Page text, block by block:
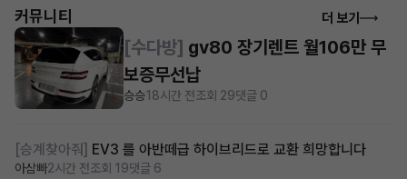
커뮤니티 더 보기
[승계찾아줘] EV3 를 아반떼급 하이브리드로 교환 희망합니다
아삼빠2시간 전조회 19댓글 6
[수다방] gv80 장기렌트 월106만 무
보증무선납
승승18시간 전조회 29댓글 0